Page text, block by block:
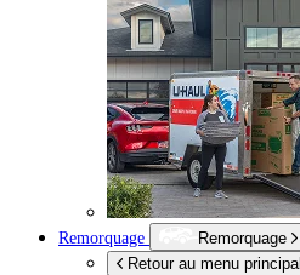
Remorquage
Remorquage
Retour au menu principal